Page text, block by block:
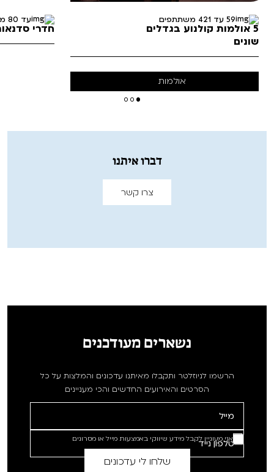
5 אולמות קולנוע בגדלים
שונים
59 עד 421 משתתפים
אולמות
חדרי
עד 80 משתתפים
דברו איתנו
צרו קשר
נשארים מעודכנים
הרשמו לניוזלטר ותקבלו מאיתנו עדכונים והמלצות על כל
הסרטים והאירועים החדשים והכי מעניינים
אני מעוניין לקבל מידע שיווקי באמצעות מייל או מסרונים